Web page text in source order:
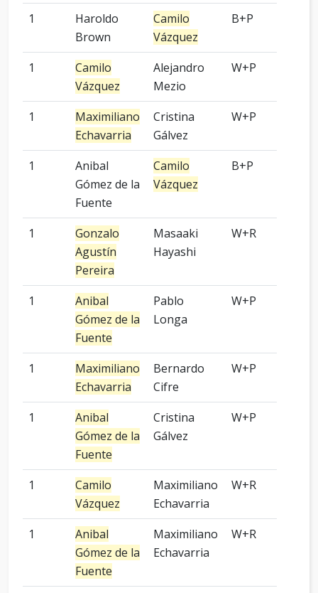
1
Haroldo
Brown
Camilo
Vázquez
B+P
1
Camilo
Vázquez
Alejandro
Mezio
W+P
1
Maximiliano
Echavarria
Cristina
Gálvez
W+P
1
Anibal
Gómez de la
Fuente
Camilo
Vázquez
B+P
1
Gonzalo
Agustín
Pereira
Masaaki
Hayashi
W+R
1
Anibal
Gómez de la
Fuente
Pablo
Longa
W+P
1
Maximiliano
Echavarria
Bernardo
Cifre
W+P
1
Anibal
Gómez de la
Fuente
Cristina
Gálvez
W+P
1
Camilo
Vázquez
Maximiliano
Echavarria
W+R
1
Anibal
Gómez de la
Fuente
Maximiliano
Echavarria
W+R